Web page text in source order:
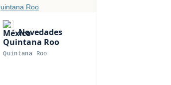
Novedades
Quintana Roo
Quintana Roo